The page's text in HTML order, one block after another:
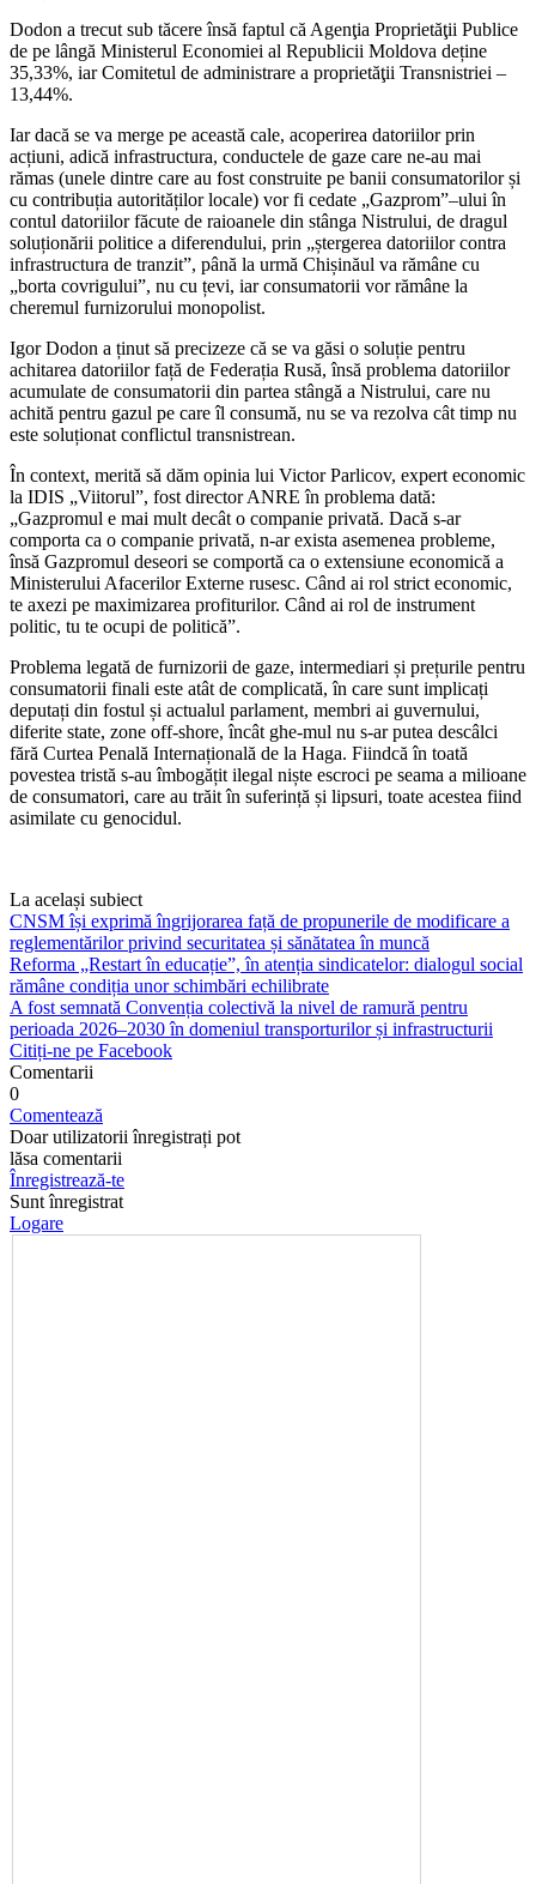
Dodon a trecut sub tăcere însă fap­tul că Agenţia Proprietăţii Publice
de pe lângă Ministerul Economiei al Republicii Moldova deține
35,33%, iar Comitetul de administrare a proprietăţii Transnistriei –
13,44%.
Iar dacă se va merge pe această cale, acoperirea datoriilor prin
acțiuni, adică infrastructura, conductele de gaze care ne-au mai
rămas (unele dintre care au fost construite pe banii consumatorilor și
cu contribuția autorităților locale) vor fi ceda­te „Gazprom”–ului în
contul datoriilor fă­cute de raioanele din stânga Nistrului, de dragul
soluționării politice a diferendului, prin „ștergerea datoriilor contra
infrastruc­tura de tranzit”, până la urmă Chișinăul va rămâne cu
„borta covrigului”, nu cu țevi, iar consumatorii vor rămâne la
cheremul furnizorului monopolist.
Igor Dodon a ținut să precizeze că se va găsi o soluție pentru
achitarea datorii­lor față de Federația Rusă, însă problema datoriilor
acumulate de consumatorii din partea stângă a Nistrului, care nu
achită pentru gazul pe care îl consumă, nu se va rezolva cât timp nu
este soluționat conflic­tul transnistrean.
În context, merită să dăm opinia lui Vic­tor Parlicov, expert economic
la IDIS „Viito­rul”, fost director ANRE în problema dată:
„Gazpromul e mai mult decât o companie privată. Dacă s-ar
comporta ca o compa­nie privată, n-ar exista asemenea proble­me,
însă Gazpromul deseori se comportă ca o extensiune economică a
Ministerului Afacerilor Externe rusesc. Când ai rol strict economic,
te axezi pe maximizarea profi­turilor. Când ai rol de instrument
politic, tu te ocupi de politică”.
Problema legată de furnizorii de gaze, intermediari și prețurile pentru
consu­matorii finali este atât de complicată, în care sunt implicați
deputați din fostul și actualul parlament, membri ai guvernului,
diferite state, zone off-shore, încât ghe-mul nu s-ar putea descâlci
fără Curtea Penală Internațională de la Haga. Fiindcă în toată
povestea tristă s-au îmbogățit ilegal niște escroci pe seama a milioane
de consumatori, care au trăit în suferință și lipsuri, toate acestea fiind
asimilate cu genocidul.
La același subiect
CNSM își exprimă îngrijorarea față de propunerile de modificare a
reglementărilor privind securitatea și sănătatea în muncă
Reforma „Restart în educație”, în atenția sindicatelor: dialogul social
rămâne condiția unor schimbări echilibrate
A fost semnată Convenția colectivă la nivel de ramură pentru
perioada 2026–2030 în domeniul transporturilor și infrastructurii
Citiți-ne pe Facebook
Comentarii
0
Comentează
Doar utilizatorii înregistrați pot
lăsa comentarii
Înregistrează-te
Sunt înregistrat
Logare